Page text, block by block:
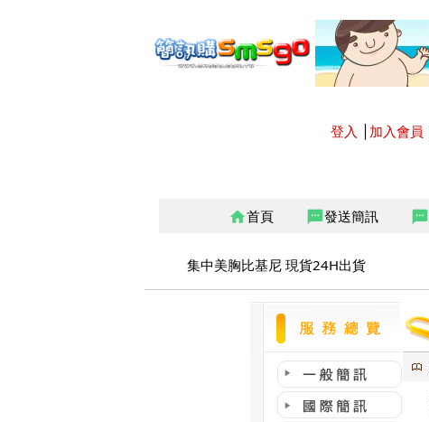
登入 加入會員
home首頁 sms發送簡訊 sms
集中美胸比基尼 現貨24H出貨